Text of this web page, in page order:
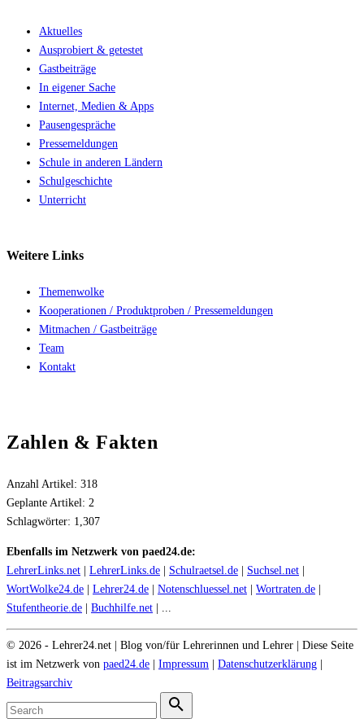
Aktuelles
Ausprobiert & getestet
Gastbeiträge
In eigener Sache
Internet, Medien & Apps
Pausengespräche
Pressemeldungen
Schule in anderen Ländern
Schulgeschichte
Unterricht
Weitere Links
Themenwolke
Kooperationen / Produktproben / Pressemeldungen
Mitmachen / Gastbeiträge
Team
Kontakt
Zahlen & Fakten
Anzahl Artikel: 318
Geplante Artikel: 2
Schlagwörter: 1,307
Ebenfalls im Netzwerk von paed24.de:
LehrerLinks.net
LehrerLinks.de Schulraetsel.de Suchsel.net
WortWolke24.de
Lehrer24.de Notenschluessel.net Wortraten.de
Stufentheorie.de
Buchhilfe.net | ...
© 2026 - Lehrer24.net | Blog von/für Lehrerinnen und Lehrer | Diese Seite
ist im Netzwerk von paed24.de Impressum Datenschutzerklärung
Beitragsarchiv